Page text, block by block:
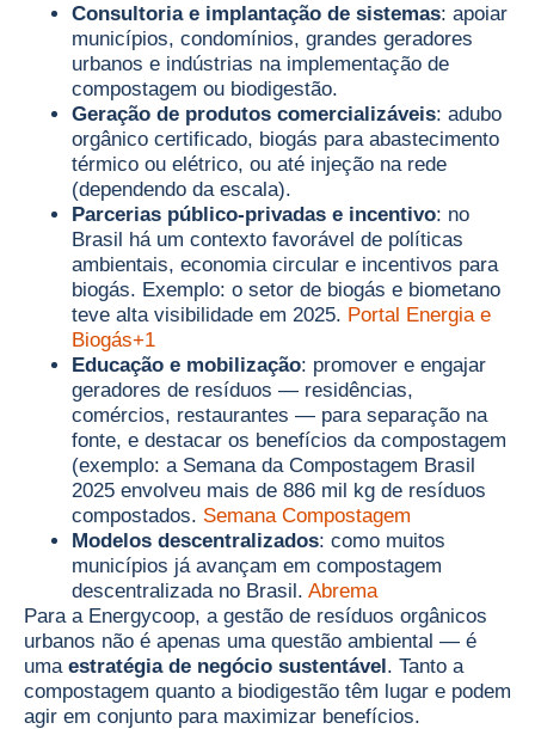
Consultoria e implantação de sistemas: apoiar
municípios, condomínios, grandes geradores
urbanos e indústrias na implementação de
compostagem ou biodigestão.
Geração de produtos comercializáveis: adubo
orgânico certificado, biogás para abastecimento
térmico ou elétrico, ou até injeção na rede
(dependendo da escala).
Parcerias público-privadas e incentivo: no
Brasil há um contexto favorável de políticas
ambientais, economia circular e incentivos para
biogás. Exemplo: o setor de biogás e biometano
teve alta visibilidade em 2025. Portal Energia e
Biogás+1
Educação e mobilização: promover e engajar
geradores de resíduos — residências,
comércios, restaurantes — para separação na
fonte, e destacar os benefícios da compostagem
(exemplo: a Semana da Compostagem Brasil
2025 envolveu mais de 886 mil kg de resíduos
compostados. Semana Compostagem
Modelos descentralizados: como muitos
municípios já avançam em compostagem
descentralizada no Brasil. Abrema
Para a Energycoop, a gestão de resíduos orgânicos
urbanos não é apenas uma questão ambiental — é
uma estratégia de negócio sustentável. Tanto a
compostagem quanto a biodigestão têm lugar e podem
agir em conjunto para maximizar benefícios.